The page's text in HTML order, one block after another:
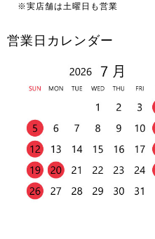
※実店舗は土曜日も営業
営業日カレンダー